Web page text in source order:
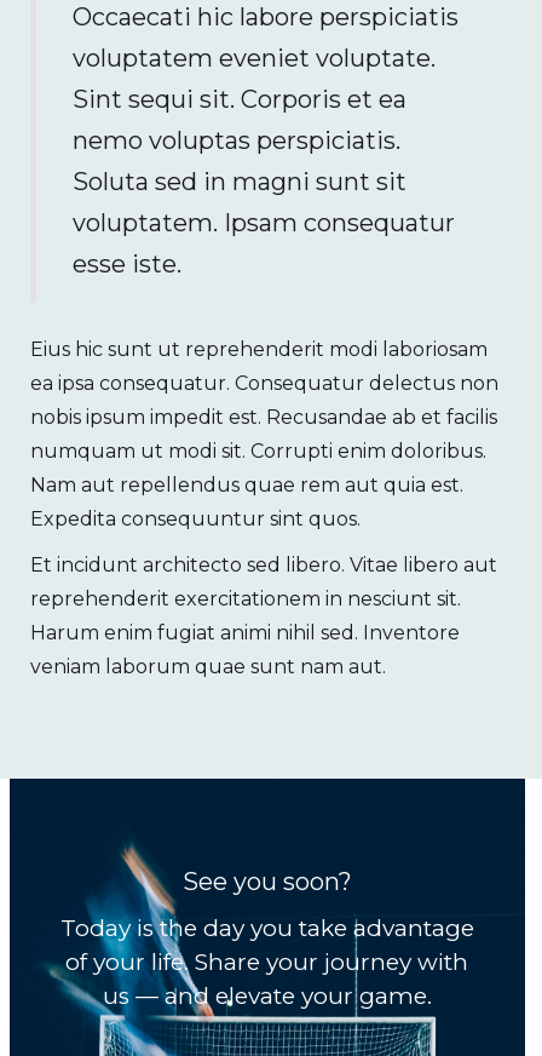
Occaecati hic labore perspiciatis
voluptatem eveniet voluptate.
Sint sequi sit. Corporis et ea
nemo voluptas perspiciatis.
Soluta sed in magni sunt sit
voluptatem. Ipsam consequatur
esse iste.
Eius hic sunt ut reprehenderit modi laboriosam
ea ipsa consequatur. Consequatur delectus non
nobis ipsum impedit est. Recusandae ab et facilis
numquam ut modi sit. Corrupti enim doloribus.
Nam aut repellendus quae rem aut quia est.
Expedita consequuntur sint quos.
Et incidunt architecto sed libero. Vitae libero aut
reprehenderit exercitationem in nesciunt sit.
Harum enim fugiat animi nihil sed. Inventore
veniam laborum quae sunt nam aut.
See you soon?
Today is the day you take advantage
of your life. Share your journey with
us — and elevate your game.